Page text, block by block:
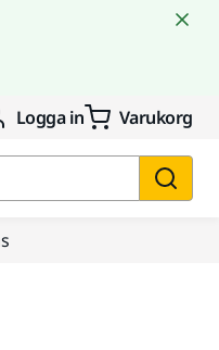
Logga in Varukorg